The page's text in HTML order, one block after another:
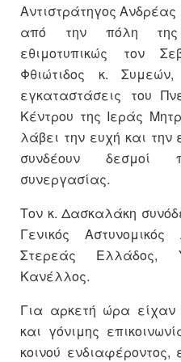
Αντιστράτηγος
από την πόλη της
εθιμοτυπικώς τον
Φθιώτιδος κ.
εγκαταστάσεις του
Κέντρου της Ιεράς
λάβει την ευχή και την
συνδέουν δεσμοί
συνεργασίας.
Τον κ. Δασκαλάκη
Γενικός Αστυνομικός
Στερεάς Ελλάδος,
Κανέλλος.
Για αρκετή ώρα είχαν
και γόνιμης
κοινού